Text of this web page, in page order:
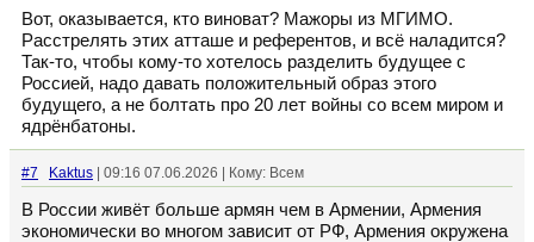
Вот, оказывается, кто виноват? Мажоры из МГИМО.
Расстрелять этих атташе и референтов, и всë наладится?
Так-то, чтобы кому-то хотелось разделить будущее с
Россией, надо давать положительный образ этого
будущего, а не болтать про 20 лет войны со всем миром и
ядрëнбатоны.
#7 Kaktus | 09:16 07.06.2026 | Кому: Всем
В России живёт больше армян чем в Армении, Армения
экономически во многом зависит от РФ, Армения окружена